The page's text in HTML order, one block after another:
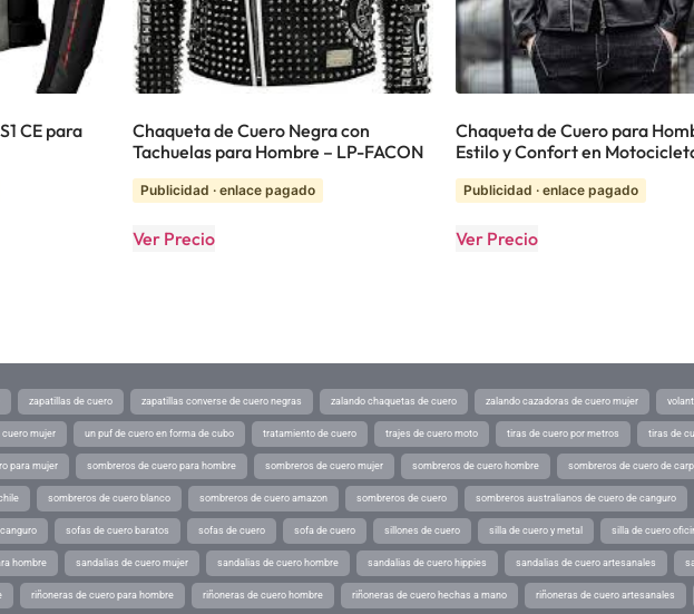
CE para
Chaqueta de Cuero Negra con
Tachuelas para Hombre – LP-FACON
Publicidad · enlace pagado
Ver Precio
Chaqueta de Cuero para
Estilo y Confort en
Publicidad · enlace pagado
Ver Precio
zapatillas de cuero zapatillas converse de cuero negras zalando chaquetas de cuero zalando cazadoras de cuero mujer
cuero mujer un puf de cuero en forma de cubo tratamiento de cuero trajes de cuero moto tiras de cuero por metros tiras de
para mujer sombreros de cuero para hombre sombreros de cuero mujer sombreros de cuero hombre sombreros de cuero de
sombreros de cuero blanco sombreros de cuero amazon sombreros de cuero sombreros australianos de cuero de canguro
sofas de cuero baratos sofas de cuero sofa de cuero sillones de cuero silla de cuero y metal silla de cuero
hombre sandalias de cuero mujer sandalias de cuero hombre sandalias de cuero hippies sandalias de cuero artesanales
riñoneras de cuero para hombre riñoneras de cuero hombre riñoneras de cuero hechas a mano riñoneras de cuero artesanales